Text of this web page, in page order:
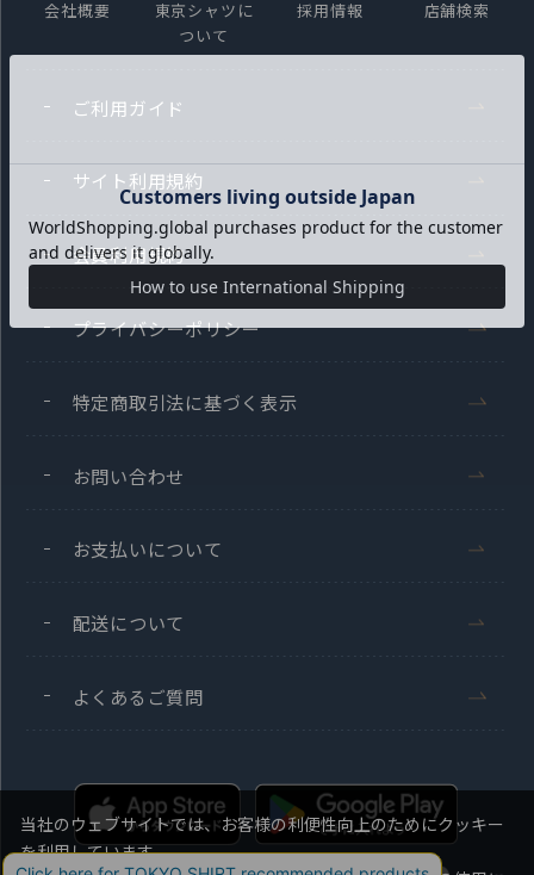
会社概要
東京シャツに
ついて
採用情報 店舗検索
ご利用ガイド
サイト利用規約
会員利用規約
プライバシーポリシー
特定商取引法に基づく表示
お問い合わせ
お支払いについて
配送について
よくあるご質問
当社のウェブサイトでは、お客様の利便性向上のためにクッキー
を利用しています。